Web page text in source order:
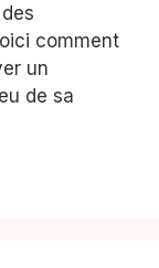
comment
un
de sa